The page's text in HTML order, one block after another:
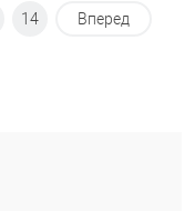
14 Вперед